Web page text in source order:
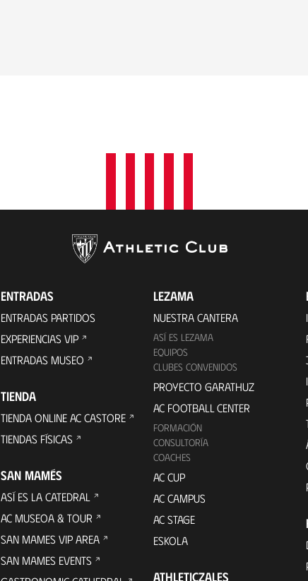
ENTRADAS
ENTRADAS PARTIDOS
EXPERIENCIAS VIP
ENTRADAS MUSEO
TIENDA
TIENDA ONLINE AC CASTORE
TIENDAS FÍSICAS
SAN MAMÉS
ASÍ ES LA CATEDRAL
AC MUSEOA & TOUR
SAN MAMES VIP AREA
SAN MAMES EVENTS
LEZAMA
NUESTRA CANTERA
ASÍ ES LEZAMA
EQUIPOS
CLUBES CONVENIDOS
PROYECTO GARATHUZ
AC FOOTBALL CENTER
FORMACIÓN
CONSULTORÍA
COACHES
AC CUP
AC CAMPUS
AC STAGE
ESKOLA
ATHLETICZALES